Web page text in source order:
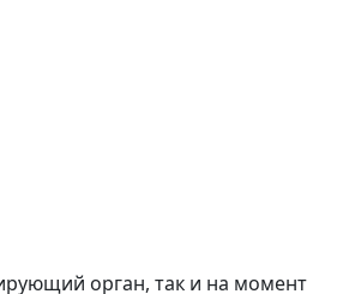
орган, так и на момент